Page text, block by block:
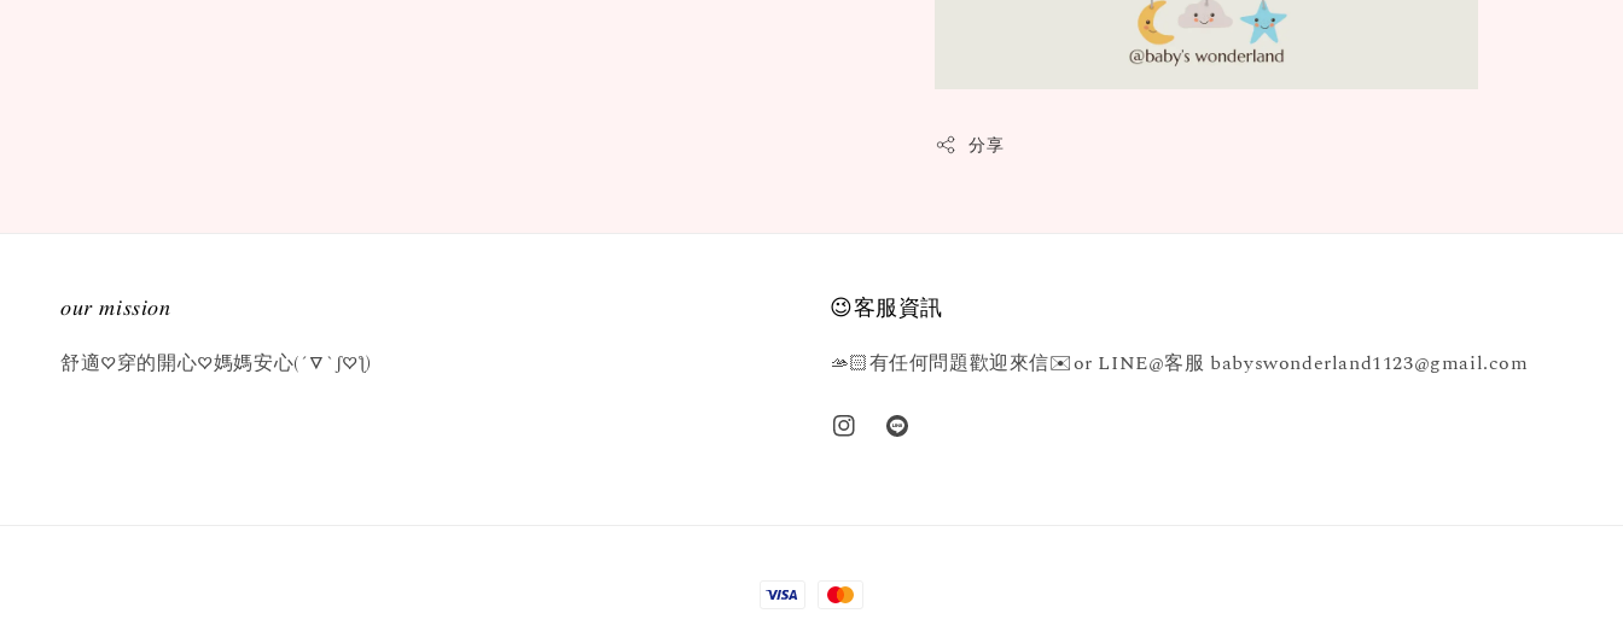
分享
𝑜𝑢𝑟 𝑚𝑖𝑠𝑠𝑖𝑜𝑛
舒適♡穿的開心♡媽媽安心(´▽`ʃ♡ƪ)
😉客服資訊
🫴🏻有任何問題歡迎來信✉️or LINE@客服 babyswonderland1123@gmail.com